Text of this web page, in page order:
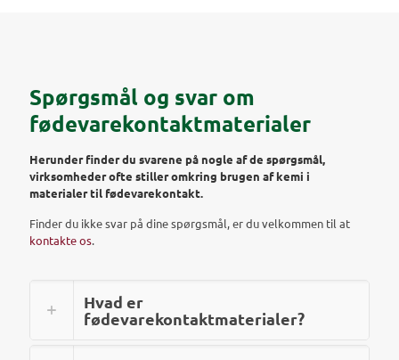
Spørgsmål og svar om
fødevarekontaktmaterialer
Herunder finder du svarene på nogle af de spørgsmål,
virksomheder ofte stiller omkring brugen af kemi i
materialer til fødevarekontakt.
Finder du ikke svar på dine spørgsmål, er du velkommen til at
kontakte os.
Hvad er
fødevarekontaktmaterialer?